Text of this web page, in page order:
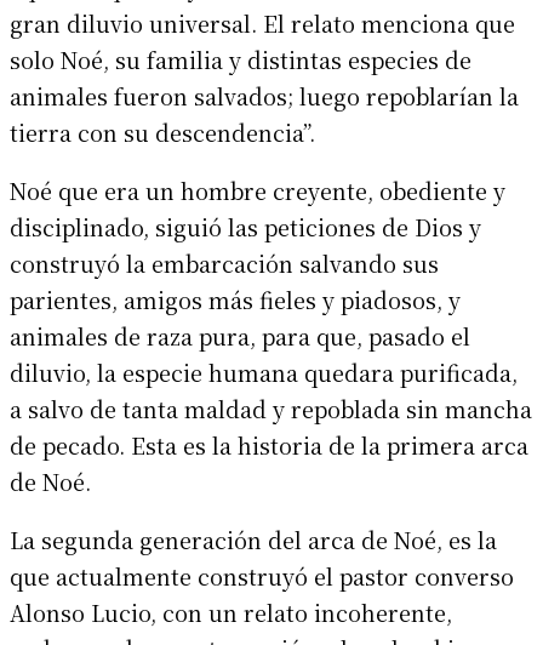
gran diluvio universal. El relato menciona que
solo Noé, su familia y distintas especies de
animales fueron salvados; luego repoblarían la
tierra con su descendencia”.
Noé que era un hombre creyente, obediente y
disciplinado, siguió las peticiones de Dios y
construyó la embarcación salvando sus
parientes, amigos más fieles y piadosos, y
animales de raza pura, para que, pasado el
diluvio, la especie humana quedara purificada,
a salvo de tanta maldad y repoblada sin mancha
de pecado. Esta es la historia de la primera arca
de Noé.
La segunda generación del arca de Noé, es la
que actualmente construyó el pastor converso
Alonso Lucio, con un relato incoherente,